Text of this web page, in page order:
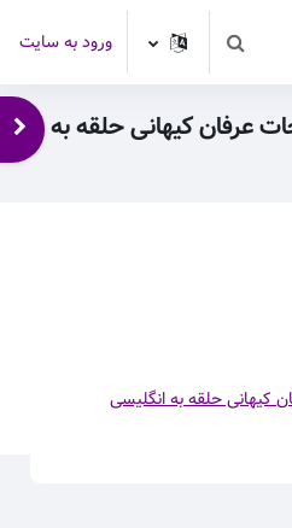
Toggle search inputورود به سایت
عرفان کیهانی حلقه به
کیهانی حلقه به انگلیسی